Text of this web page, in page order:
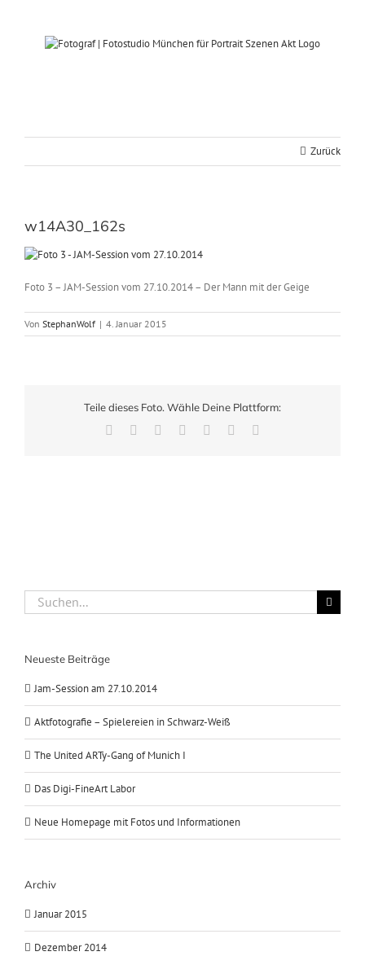
Zurück
w14A30_162s
Foto 3 – JAM-Session vom 27.10.2014 – Der Mann mit der Geige
Von StephanWolf | 4. Januar 2015
Teile dieses Foto. Wähle Deine Plattform:
Facebook LinkedInWhatsAppPinterest
Xing
Suche
nach:
Neueste Beiträge
Jam-Session am 27.10.2014
Aktfotografie – Spielereien in Schwarz-Weiß
The United ARTy-Gang of Munich I
Das Digi-FineArt Labor
Neue Homepage mit Fotos und Informationen
Archiv
Januar 2015
Dezember 2014